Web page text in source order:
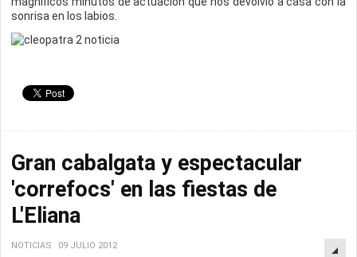
sonrisa en los labios.
Gran cabalgata y espectacular
'correfocs' en las fiestas de
L'Eliana
NOTICIAS 09 JULIO 2012